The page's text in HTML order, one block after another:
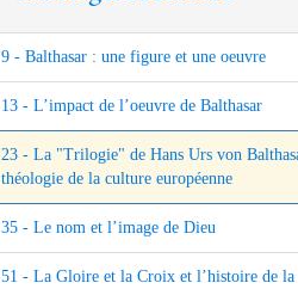
9 - Balthasar : une figure et une oeuvre
13 - L’impact de l’oeuvre de Balthasar
23 - La "Trilogie" de Hans Urs von
théologie de la culture européenne
35 - Le nom et l’image de Dieu
51 - La Gloire et la Croix et l’histoire de la